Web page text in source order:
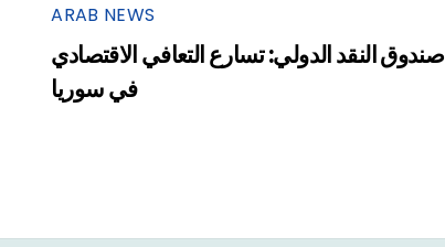
ARAB NEWS
صندوق النقد الدولي: تسارع التعافي الاقتصادي
في سوريا